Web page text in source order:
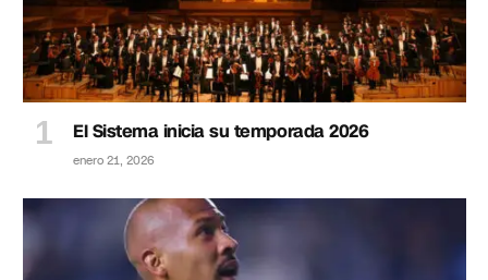
El Sistema inicia su temporada 2026
enero 21, 2026